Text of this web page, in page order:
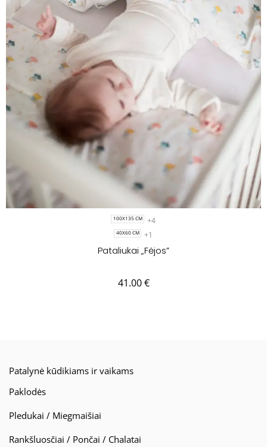
100X135 CM +4
40X60 CM +1
Pataliukai „Fėjos”
41.00€
Patalynė kūdikiams ir vaikams
Paklodės
Pledukai / Miegmaišiai
Rankšluosčiai / Pončai / Chalatai